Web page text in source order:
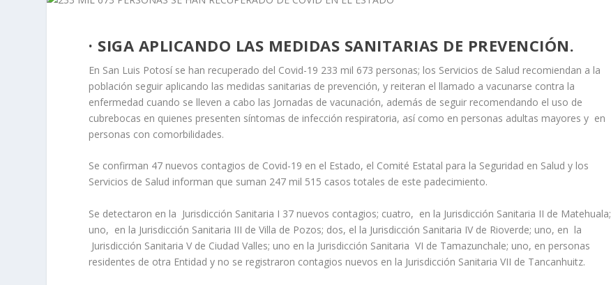
· SIGA APLICANDO LAS MEDIDAS SANITARIAS DE PREVENCIÓN.
En San Luis Potosí se han recuperado del Covid-19 233 mil 673 personas; los Servicios de Salud recomiendan a la
población seguir aplicando las medidas sanitarias de prevención, y reiteran el llamado a vacunarse contra la
enfermedad cuando se lleven a cabo las Jornadas de vacunación, además de seguir recomendando el uso de
cubrebocas en quienes presenten síntomas de infección respiratoria, así como en personas adultas mayores y en
personas con comorbilidades.
Se confirman 47 nuevos contagios de Covid-19 en el Estado, el Comité Estatal para la Seguridad en Salud y los
Servicios de Salud informan que suman 247 mil 515 casos totales de este padecimiento.
Se detectaron en la Jurisdicción Sanitaria I 37 nuevos contagios; cuatro, en la Jurisdicción Sanitaria II de Matehuala;
uno, en la Jurisdicción Sanitaria III de Villa de Pozos; dos, el la Jurisdicción Sanitaria IV de Rioverde; uno, en la
Jurisdicción Sanitaria V de Ciudad Valles; uno en la Jurisdicción Sanitaria VI de Tamazunchale; uno, en personas
residentes de otra Entidad y no se registraron contagios nuevos en la Jurisdicción Sanitaria VII de Tancanhuitz.